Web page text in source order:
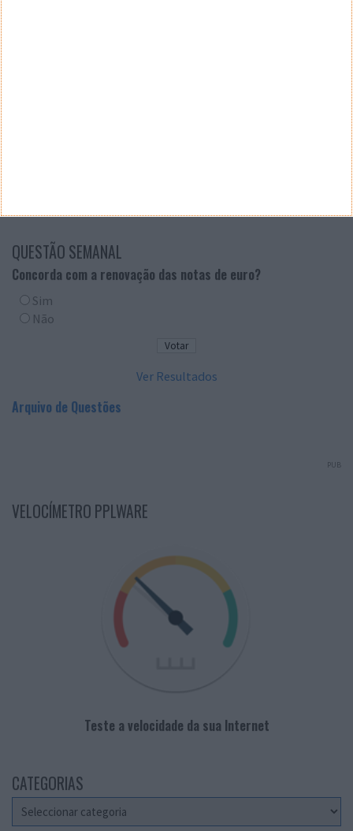
QUESTÃO SEMANAL
Concorda com a renovação das notas de euro?
Sim
Não
Ver Resultados
Arquivo de Questões
PUB
VELOCÍMETRO PPLWARE
Teste a velocidade da sua Internet
CATEGORIAS
Categorias